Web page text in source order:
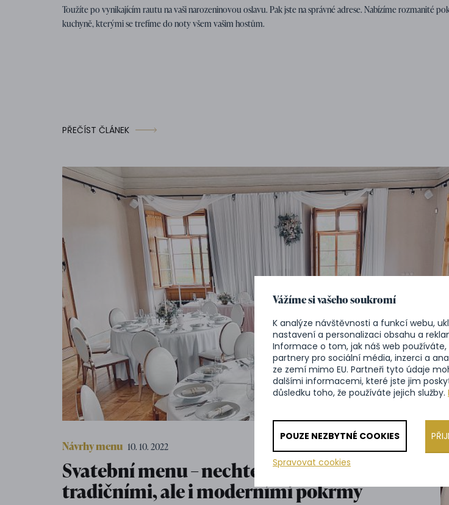
Toužíte po vynikajícím rautu na vaši narozeninovou oslavu. Pak jste na správné adrese. Nabízíme rozmanité
kuchyně, kterými se trefíme do noty všem vašim hostům.
PŘEČÍST ČLÁNEK
Návrhy menu 10. 10. 2022
Svatební menu – nechte se inspirovat
tradičními, ale i moderními pokrmy
Vážíme si vašeho soukromí
K analýze návštěvnosti a funkcí webu,
nastavení a personalizaci obsahu a
Informace o tom, jak náš web
partnery pro sociální média, inzerci a
ze zemí mimo EU. Partneři tyto údaje
dalšími informacemi, které jste jim
důsledku toho, že používáte jejich služby.
POUZE NEZBYTNÉ COOKIES
Spravovat cookies